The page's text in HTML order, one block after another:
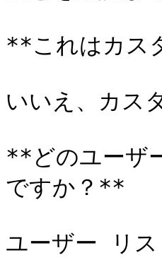
**これはカス
いいえ、カス
**どのユーザ
ですか？**
ユーザー リ